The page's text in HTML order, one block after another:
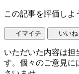
この記事を評価しよ
イマイチ いいね
いただいた内容は担
す。個々のご意見に